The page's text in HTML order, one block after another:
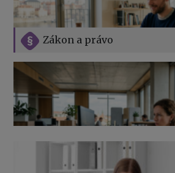
Zákon a právo
Jak na podnikání při rodičovské
Přehledy pro OSSZ a zdravotní
v roce 2026